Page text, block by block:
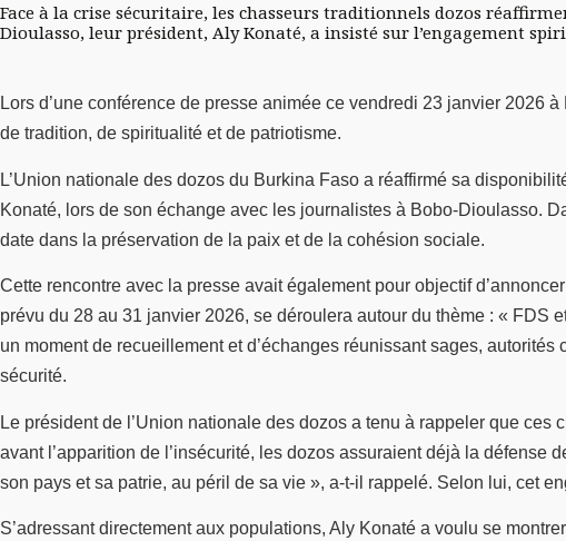
Face à la crise sécuritaire, les chasseurs traditionnels dozos
Dioulasso, leur président, Aly Konaté, a insisté sur l’engagement
Lors d’une conférence de presse animée ce vendredi 23 janvier 2026
de tradition, de spiritualité et de patriotisme.
L’Union nationale des dozos du Burkina Faso a réaffirmé sa
Konaté, lors de son échange avec les journalistes à Bobo-Dioulasso.
date dans la préservation de la paix et de la cohésion sociale.
Cette rencontre avec la presse avait également pour objectif
prévu du 28 au 31 janvier 2026, se déroulera autour du thème : «
un moment de recueillement et d’échanges réunissant sages,
sécurité.
Le président de l’Union nationale des dozos a tenu à rappeler que
avant l’apparition de l’insécurité, les dozos assuraient déjà la défense
son pays et sa patrie, au péril de sa vie », a-t-il rappelé. Selon lui, cet
S’adressant directement aux populations, Aly Konaté a voulu se